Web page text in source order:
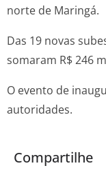
norte de Maringá.
Das 19 novas
somaram R$ 246
O evento de
autoridades.
Compartilhe